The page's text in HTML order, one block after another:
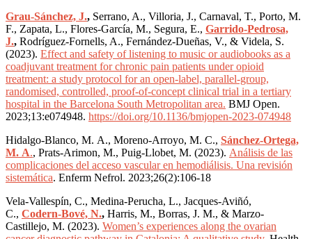
Grau-Sánchez, J., Serrano, A., Villoria, J., Carnaval, T., Porto, M.
F., Zapata, L., Flores-García, M., Segura, E., Garrido-Pedrosa,
J., Rodríguez-Fornells, A., Fernández-Dueñas, V., & Videla, S.
(2023). Effect and safety of listening to music or audiobooks as a
coadjuvant treatment for chronic pain patients under opioid
treatment: a study protocol for an open-label, parallel-group,
randomised, controlled, proof-of-concept clinical trial in a tertiary
hospital in the Barcelona South Metropolitan area. BMJ Open.
2023;13:e074948. https://doi.org/10.1136/bmjopen-2023-074948
Hidalgo-Blanco, M. A., Moreno-Arroyo, M. C., Sánchez-Ortega,
M. A., Prats-Arimon, M., Puig-Llobet, M. (2023). Análisis de las
complicaciones del acceso vascular en hemodiálisis. Una revisión
sistemática. Enferm Nefrol. 2023;26(2):106-18
Vela-Vallespín, C., Medina-Perucha, L., Jacques-Aviñó,
C., Codern-Bové, N., Harris, M., Borras, J. M., & Marzo-
Castillejo, M. (2023). Women’s experiences along the ovarian